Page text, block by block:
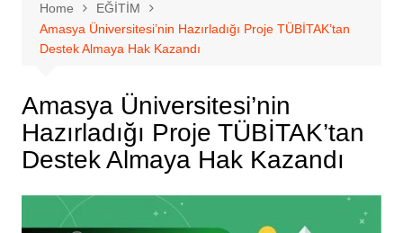
Home
EĞİTİM
Amasya Üniversitesi’nin Hazırladığı Proje TÜBİTAK’tan
Destek Almaya Hak Kazandı
Amasya Üniversitesi’nin
Hazırladığı Proje TÜBİTAK’tan
Destek Almaya Hak Kazandı